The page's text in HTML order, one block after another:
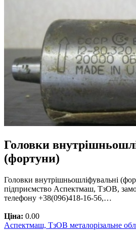
Головки
(фортуни)
Головки внутрішньошліфувальні
підприємство Аспектмаш, ТзОВ,
телефону +38(096)418-16-56,…
Ціна: 0.00
Аспектмаш, ТзОВ металорізальне